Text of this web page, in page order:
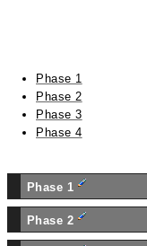
Phase 1
Phase 2
Phase 3
Phase 4
Phase 1
Phase 2